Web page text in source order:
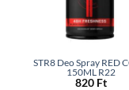
STR8 Deo Spray RED
150ML R22
820 Ft